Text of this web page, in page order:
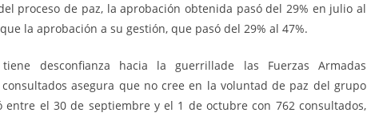
proceso de paz, la aprobación obtenida pasó del 29% en julio al
la aprobación a su gestión, que pasó del 29% al 47%.
desconfianza hacia la guerrillade las Fuerzas Armadas
consultados asegura que no cree en la voluntad de paz del grupo
entre el 30 de septiembre y el 1 de octubre con 762 consultados,